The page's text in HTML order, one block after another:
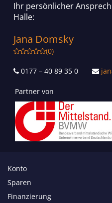
Ihr persönlicher
Halle:
Jana Domsky
(0)
0177 – 40 89 35 0
Partner von
Konto
Sparen
Finanzierung